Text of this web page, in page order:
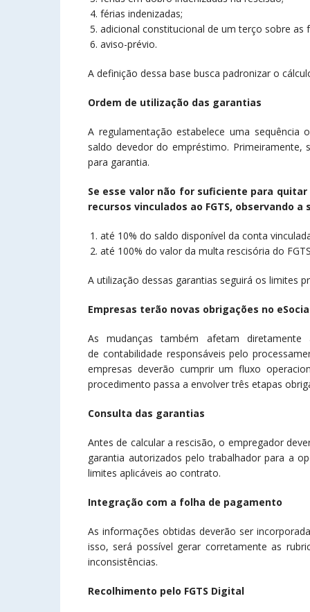
férias indenizadas;
adicional constitucional de um terço sobre as
aviso-prévio.
A definição dessa base busca padronizar o
Ordem de utilização das garantias
A regulamentação estabelece uma sequência
saldo devedor do empréstimo. Primeiramente,
para garantia.
Se esse valor não for suficiente para
recursos vinculados ao FGTS, observando
até 10% do saldo disponível da conta
até 100% do valor da multa rescisória do
A utilização dessas garantias seguirá os limites
Empresas terão novas obrigações no
As mudanças também afetam
de contabilidade responsáveis pelo
empresas deverão cumprir um fluxo
procedimento passa a envolver três etapas
Consulta das garantias
Antes de calcular a rescisão, o empregador
garantia autorizados pelo trabalhador para a
limites aplicáveis ao contrato.
Integração com a folha de pagamento
As informações obtidas deverão ser
isso, será possível gerar corretamente as
inconsistências.
Recolhimento pelo FGTS Digital